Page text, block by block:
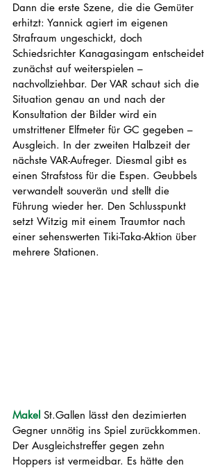
Dann die erste Szene, die die Gemüter
erhitzt: Yannick agiert im eigenen
Strafraum ungeschickt, doch
Schiedsrichter Kanagasingam entscheidet
zunächst auf weiterspielen –
nachvollziehbar. Der VAR schaut sich die
Situation genau an und nach der
Konsultation der Bilder wird ein
umstrittener Elfmeter für GC gegeben –
Ausgleich. In der zweiten Halbzeit der
nächste VAR-Aufreger. Diesmal gibt es
einen Strafstoss für die Espen. Geubbels
verwandelt souverän und stellt die
Führung wieder her. Den Schlusspunkt
setzt Witzig mit einem Traumtor nach
einer sehenswerten Tiki-Taka-Aktion über
mehrere Stationen.
Makel St.Gallen lässt den dezimierten
Gegner unnötig ins Spiel zurückkommen.
Der Ausgleichstreffer gegen zehn
Hoppers ist vermeidbar. Es hätte den